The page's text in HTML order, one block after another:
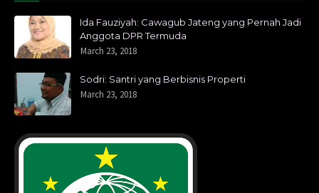
Ida Fauziyah: Cawagub Jateng yang Pernah Jadi
Anggota DPR Termuda
March 23, 2018
Sodri: Santri yang Berbisnis Properti
March 23, 2018